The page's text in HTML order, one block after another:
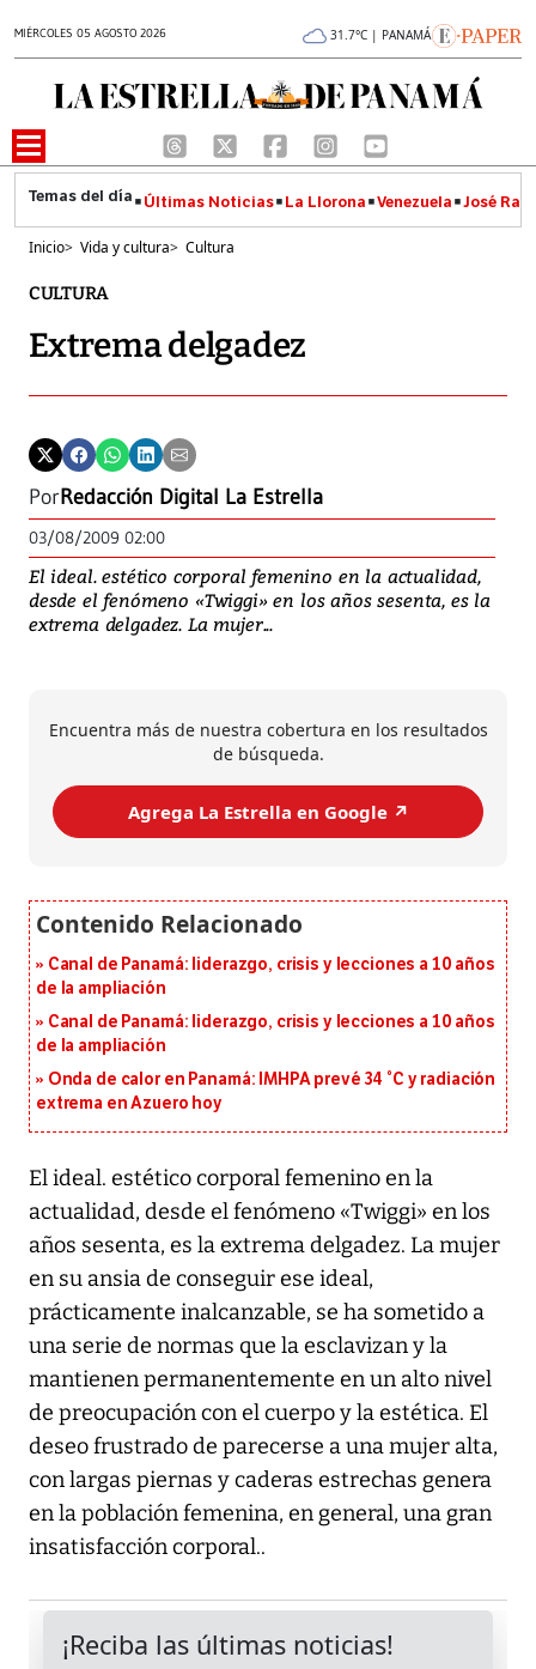
MIÉRCOLES 05 AGOSTO 2026 31.7°C | PANAMÁ
Últimas Noticias La Llorona Venezuela José
Inicio> Vida y cultura> Cultura
CULTURA
Extrema delgadez
PorRedacción Digital La Estrella
03/08/2009 02:00
El ideal. estético corporal femenino en la actualidad,
desde el fenómeno «Twiggi» en los años sesenta, es la
extrema delgadez. La mujer...
Encuentra más de nuestra cobertura en los resultados
de búsqueda.
Agrega La Estrella en Google ↗️
Canal de Panamá: liderazgo, crisis y lecciones a 10 años
de la ampliación
Canal de Panamá: liderazgo, crisis y lecciones a 10 años
de la ampliación
Onda de calor en Panamá: IMHPA prevé 34 °C y radiación
extrema en Azuero hoy
El ideal. estético corporal femenino en la
actualidad, desde el fenómeno «Twiggi» en los
años sesenta, es la extrema delgadez. La mujer
en su ansia de conseguir ese ideal,
prácticamente inalcanzable, se ha sometido a
una serie de normas que la esclavizan y la
mantienen permanentemente en un alto nivel
de preocupación con el cuerpo y la estética. El
deseo frustrado de parecerse a una mujer alta,
con largas piernas y caderas estrechas genera
en la población femenina, en general, una gran
insatisfacción corporal..